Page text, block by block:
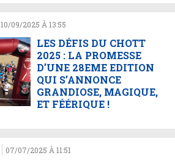
10/09/2025 À 13:55
LES DÉFIS DU CHOTT
2025 : LA PROMESSE
D’UNE 28EME EDITION
QUI S’ANNONCE
GRANDIOSE, MAGIQUE,
ET FÉÉRIQUE !
07/07/2025 À 11:51